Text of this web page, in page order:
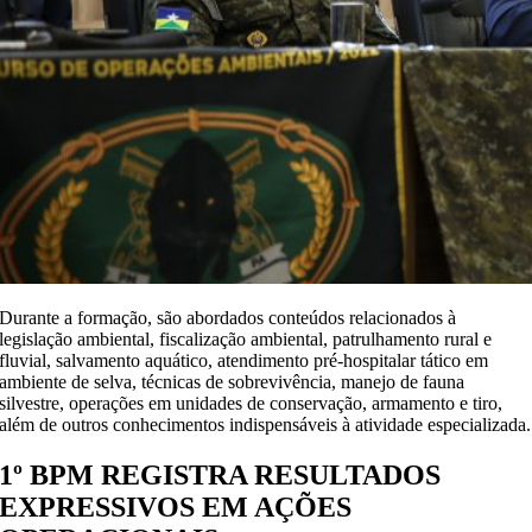
Durante a formação, são abordados conteúdos relacionados à
legislação ambiental, fiscalização ambiental, patrulhamento rural e
fluvial, salvamento aquático, atendimento pré-hospitalar tático em
ambiente de selva, técnicas de sobrevivência, manejo de fauna
silvestre, operações em unidades de conservação, armamento e tiro,
além de outros conhecimentos indispensáveis à atividade especializada.
1º BPM REGISTRA RESULTADOS
EXPRESSIVOS EM AÇÕES